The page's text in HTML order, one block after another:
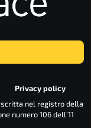
Privacy policy
nel registro della
numero 106 dell’11